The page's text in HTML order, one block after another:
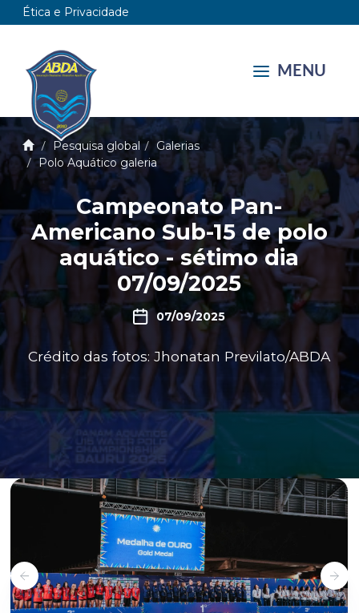
Ética e Privacidade
MENU
Pesquisa global
Galerias
Polo Aquático galeria
Campeonato Pan-
Americano Sub-15 de polo
aquático - sétimo dia
07/09/2025
07/09/2025
Crédito das fotos: Jhonatan Previlato/ABDA